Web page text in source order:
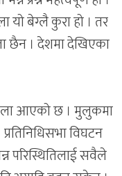
यो बेग्लै कुरा हो । तर
छैन । देशमा देखिएका
आएको छ । मुलुकमा
विघटन
परिस्थितिलाई सवैले